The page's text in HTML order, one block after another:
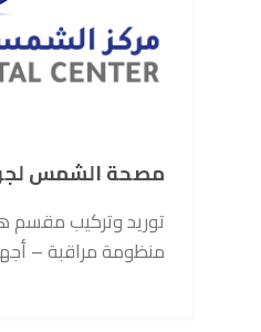
مصحة الشمس
توريد وتركيب
منظومة مراقبة –